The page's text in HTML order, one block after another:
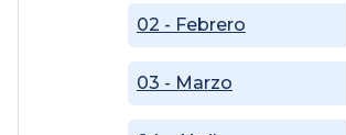
02 - Febrero
03 - Marzo